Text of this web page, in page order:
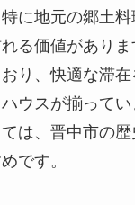
です。
価
、龍湖公園の豊